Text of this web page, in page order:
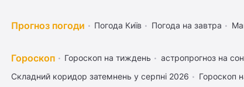
Прогноз погоди Погода Київ Погода на завтра
Гороскоп Гороскоп на тиждень астропрогноз на
Складний коридор затемнень у серпні 2026
Гороскоп